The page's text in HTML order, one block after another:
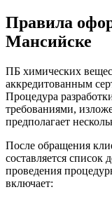
Правила
Мансийске
ПБ химических
аккредитованным
Процедура
требованиями,
предполагает
После обращения
составляется список
проведения
включает: